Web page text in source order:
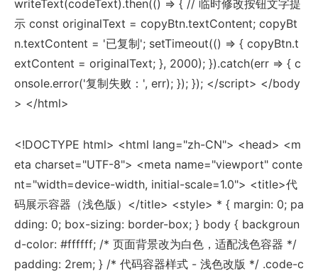
writeText(codeText).then(() => { // 临时修改按钮文字提
示 const originalText = copyBtn.textContent; copyBt
n.textContent = '已复制'; setTimeout(() => { copyBtn.t
extContent = originalText; }, 2000); }).catch(err => { c
onsole.error('复制失败：', err); }); }); </script> </body
> </html>
<!DOCTYPE html> <html lang="zh-CN"> <head> <m
eta charset="UTF-8"> <meta name="viewport" conte
nt="width=device-width, initial-scale=1.0"> <title>代
码展示容器（浅色版）</title> <style> * { margin: 0; pa
dding: 0; box-sizing: border-box; } body { backgroun
d-color: #ffffff; /* 页面背景改为白色，适配浅色容器 */
padding: 2rem; } /* 代码容器样式 - 浅色改版 */ .code-c